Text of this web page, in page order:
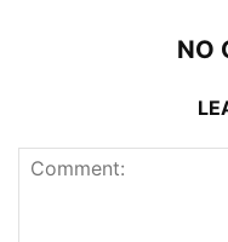
NO